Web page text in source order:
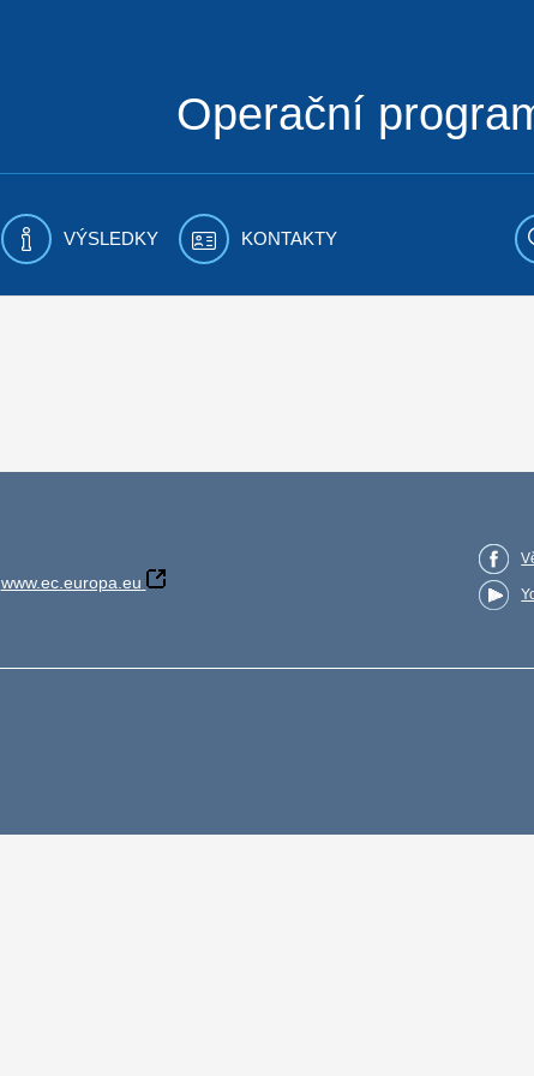
Operační
VÝSLEDKY KONTAKTY
www.ec.europa.eu